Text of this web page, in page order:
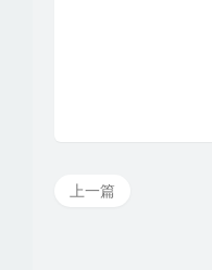
上一篇